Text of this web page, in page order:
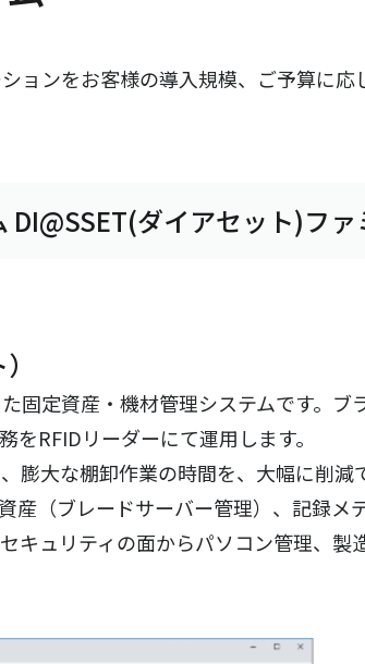
ョンをお客様の導入規模、ご予算に
DI@SSET(ダイアセット)ファ
固定資産・機材管理システムです。ブ
RFIDリーダーにて運用します。
膨大な棚卸作業の時間を、大幅に削減
（ブレードサーバー管理）、記録メデ
キュリティの面からパソコン管理、製